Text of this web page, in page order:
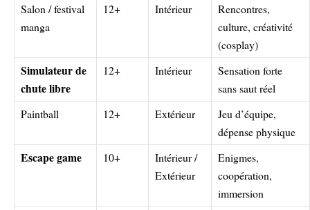
Salon / festival
manga
12+ Intérieur
Rencontres,
culture, créativité
(cosplay)
Simulateur de
chute libre
12+ Intérieur
Sensation forte
sans saut réel
Paintball
12+ Extérieur
Jeu d’équipe,
dépense physique
Escape game 10+
Intérieur /
Extérieur
Enigmes,
coopération,
immersion